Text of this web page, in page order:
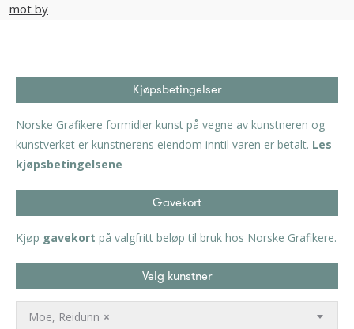
Kjøpsbetingelser
Norske Grafikere formidler kunst på vegne av kunstneren og
kunstverket er kunstnerens eiendom inntil varen er betalt. Les
kjøpsbetingelsene
Gavekort
Kjøp gavekort på valgfritt beløp til bruk hos Norske Grafikere.
Velg kunstner
×
Moe, Reidunn